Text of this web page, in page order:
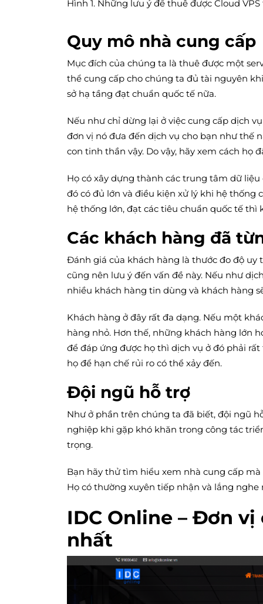
Hình 1. Những lưu ý để thuê được Cloud
Quy mô nhà cung cấp
Mục đích của chúng ta là thuê được một
thể cung cấp cho chúng ta đủ tài nguyên
sở hạ tầng đạt chuẩn quốc tế nữa.
Nếu như chỉ dừng lại ở việc cung cấp dịch
đơn vị nó đưa đến dịch vụ cho bạn như thế
con tinh thần vậy. Do vậy, hãy xem cách họ
Họ có xây dựng thành các trung tâm dữ
đó có đủ lớn và điều kiện xử lý khi hệ thống
hệ thống lớn, đạt các tiêu chuẩn quốc tế
Các khách hàng đã
Đánh giá của khách hàng là thước đo độ uy
cũng nên lưu ý đến vấn đề này. Nếu như
nhiều khách hàng tin dùng và khách hàng
Khách hàng ở đây rất đa dạng. Nếu một
hàng nhỏ. Hơn thế, những khách hàng lớn
để đáp ứng được họ thì dịch vụ ở đó phải
họ để hạn chế rủi ro có thể xảy đến.
Đội ngũ hỗ trợ
Như ở phần trên chúng ta đã biết, đội ngũ
nghiệp khi gặp khó khăn trong công tác
trọng.
Bạn hãy thử tìm hiểu xem nhà cung cấp
Họ có thường xuyên tiếp nhận và lắng
IDC Online – Đơn
nhất